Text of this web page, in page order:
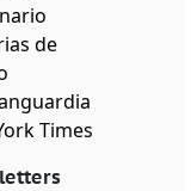
de
Times